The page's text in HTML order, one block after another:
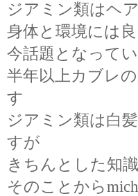
ジアミン類はヘ
身体と環境には
今話題となって
半年以上カブレ
す
ジアミン類は白
すが
きちんとした知
そのことから